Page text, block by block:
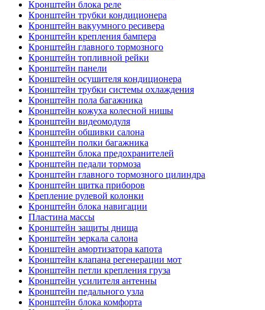
Кронштейн блока реле
Кронштейн трубки кондиционера
Кронштейн вакуумного ресивера
Кронштейн крепления бампера
Кронштейн главного тормозного
Кронштейн топливной рейки
Кронштейн панели
Кронштейн осушителя кондиционера
Кронштейн трубки системы охлаждения
Кронштейн пола багажника
Кронштейн кожуха колесной нишы
Кронштейн видеомодуля
Кронштейн обшивки салона
Кронштейн полки багажника
Кронштейн блока предохранителей
Кронштейн педали тормоза
Кронштейн главного тормозного цилиндра
Кронштейн щитка приборов
Крепление рулевой колонки
Кронштейн блока навигации
Пластина массы
Кронштейн защиты днища
Кронштейн зеркала салона
Кронштейн амортизатора капота
Кронштейн клапана регенерации мот
Кронштейн петли крепления груза
Кронштейн усилителя антенны
Кронштейн педального узла
Кронштейн блока комфорта